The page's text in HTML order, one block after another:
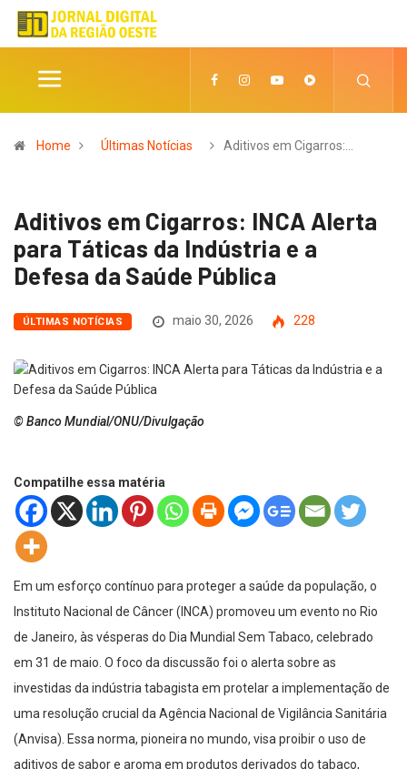
Home Últimas Notícias Aditivos em Cigarros:…
Aditivos em Cigarros: INCA Alerta
para Táticas da Indústria e a
Defesa da Saúde Pública
ÚLTIMAS NOTÍCIAS maio 30, 2026 228
© Banco Mundial/ONU/Divulgação
Compatilhe essa matéria
Em um esforço contínuo para proteger a saúde da população, o
Instituto Nacional de Câncer (INCA) promoveu um evento no Rio
de Janeiro, às vésperas do Dia Mundial Sem Tabaco, celebrado
em 31 de maio. O foco da discussão foi o alerta sobre as
investidas da indústria tabagista em protelar a implementação de
uma resolução crucial da Agência Nacional de Vigilância Sanitária
(Anvisa). Essa norma, pioneira no mundo, visa proibir o uso de
aditivos de sabor e aroma em produtos derivados do tabaco,